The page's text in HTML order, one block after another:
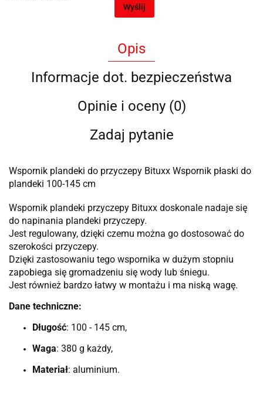
Wyślij
Opis
Informacje dot. bezpieczeństwa
Opinie i oceny (0)
Zadaj pytanie
Wspornik plandeki do przyczepy Bituxx Wspornik płaski do
plandeki 100-145 cm
Wspornik plandeki przyczepy Bituxx doskonale nadaje się
do napinania plandeki przyczepy.
Jest regulowany, dzięki czemu można go dostosować do
szerokości przyczepy.
Dzięki zastosowaniu tego wspornika w dużym stopniu
zapobiega się gromadzeniu się wody lub śniegu.
Jest również bardzo łatwy w montażu i ma niską wagę.
Dane techniczne:
Długość: 100 - 145 cm,
Waga: 380 g każdy,
Materiał: aluminium.